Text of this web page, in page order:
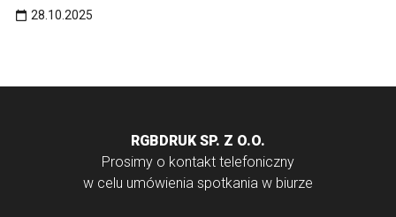
28.10.2025
RGBDRUK SP. Z O.O.
Prosimy o kontakt telefoniczny
w celu umówienia spotkania w biurze